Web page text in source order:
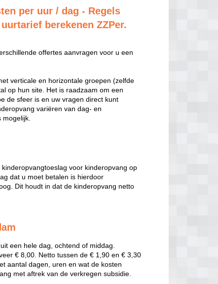
per uur / dag - Regels
berekenen ZZPer.
offertes aanvragen voor u een
verticale en horizontale groepen (zelfde
op hun site. Het is raadzaam om een
de sfeer is en uw vragen direct kunt
variëren van dag- en
voor kinderopvang op
dat u moet betalen is hierdoor
Dit houdt in dat de kinderopvang netto
een hele dag, ochtend of middag.
€ 8,00. Netto tussen de € 1,90 en € 3,30
aantal dagen, uren en wat de kosten
met aftrek van de verkregen subsidie.